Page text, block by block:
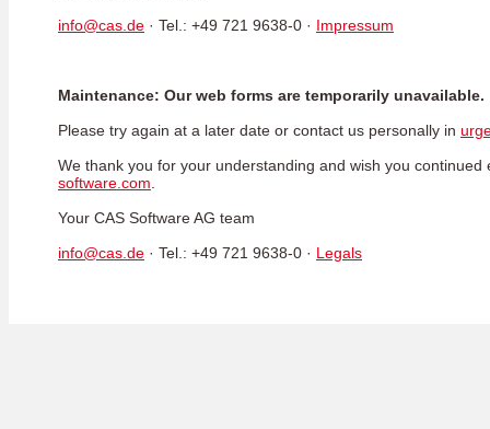
info@cas.de · Tel.: +49 721 9638-0 · Impressum
Maintenance: Our web forms are temporarily unavailable.
Please try again at a later date or contact us personally in
We thank you for your understanding and wish you
software.com
Your CAS Software AG team
info@cas.de · Tel.: +49 721 9638-0 · Legals